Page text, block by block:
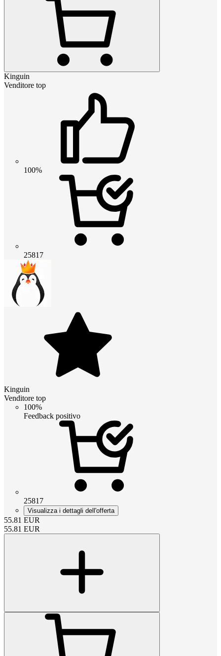
Kinguin
Venditore top
100%
25817
Kinguin
Venditore top
100%
Feedback positivo
25817
Visualizza i dettagli dell'offerta
55.81 EUR
55.81 EUR